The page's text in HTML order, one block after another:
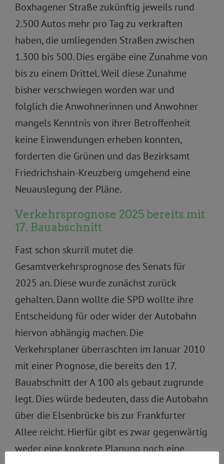
Boxhagener Straße zukünftig jeweils rund
2.500 Autos mehr pro Tag zu verkraften
haben, die umliegenden Straßen zwischen
1.300 bis 500. Dies ergäbe eine Zunahme von
bis zu einem Drittel. Weil diese Zunahme
bisher verschwiegen worden war und
folglich die Anwohnerinnen und Anwohner
mangels Kenntnis von ihrer Betroffenheit
keine Einwendungen erheben konnten,
forderten die Grünen und das Bezirksamt
Friedrichshain-Kreuzberg umgehend eine
Neuauslegung der Pläne.
Verkehrsprognose 2025 bereits mit
17. Bauabschnitt
Fast schon skurril mutet die
Gesamtverkehrsprognose des Senats für
2025 an. Diese wurde zunächst zurück
gehalten. Dann wollte die SPD wollte ihre
Entscheidung für oder wider der Autobahn
hiervon abhängig machen. Die
Verkehrsplaner überraschten im Januar 2010
mit einer Prognose, die bereits den 17.
Bauabschnitt der A 100 als gebaut zugrunde
legt. Dies würde bedeuten, dass die Autobahn
über die Elsenbrücke bis zur Frankfurter
Allee reicht. Hierfür gibt es zwar gegenwärtig
weder eine konkrete Planung noch eine